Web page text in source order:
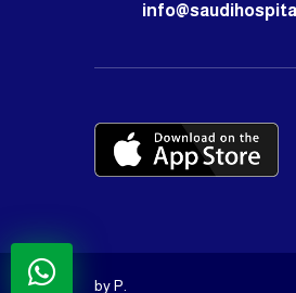
by P.